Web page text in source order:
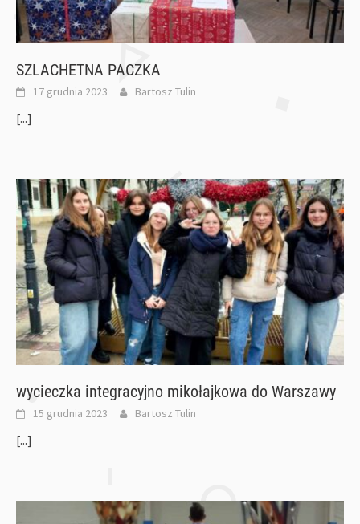
SZLACHETNA PACZKA
17 grudnia 2023 Bartosz Tulin
[...]
wycieczka integracyjno mikołajkowa do Warszawy
15 grudnia 2023 Bartosz Tulin
[...]